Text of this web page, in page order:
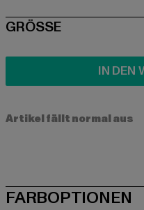
SIZE
GRÖSSE
IN DEN
Artikel fällt normal aus
FARBOPTIONEN